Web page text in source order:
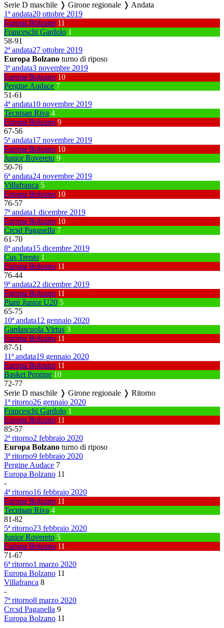
Serie D maschile ❭ Girone regionale ❭ Andata
1ª andata20 ottobre 2019
Europa Bolzano 11
Franceschi Gardolo 1
58-91
2ª andata27 ottobre 2019
Europa Bolzano turno di riposo
3ª andata3 novembre 2019
Europa Bolzano 10
Pergine Audace 7
51-61
4ª andata10 novembre 2019
Tecnisan Riva 4
Europa Bolzano 9
67-56
5ª andata17 novembre 2019
Europa Bolzano 10
Junior Rovereto 9
50-76
6ª andata24 novembre 2019
Villafranca 5
Europa Bolzano 10
76-57
7ª andata1 dicembre 2019
Europa Bolzano 10
Crcsd Paganella 7
61-70
8ª andata15 dicembre 2019
Cus Trento 1
Europa Bolzano 11
76-44
9ª andata22 dicembre 2019
Europa Bolzano 11
Piani Junior U20 5
65-75
10ª andata12 gennaio 2020
Gardascuola Virtus 3
Europa Bolzano 11
87-51
11ª andata19 gennaio 2020
Europa Bolzano 11
Basket Pergine 10
72-77
Serie D maschile ❭ Girone regionale ❭ Ritorno
1ª ritorno26 gennaio 2020
Franceschi Gardolo 1
Europa Bolzano 11
85-57
2ª ritorno2 febbraio 2020
Europa Bolzano turno di riposo
3ª ritorno9 febbraio 2020
Pergine Audace 7
Europa Bolzano 11
-
4ª ritorno16 febbraio 2020
Europa Bolzano 11
Tecnisan Riva 4
81-82
5ª ritorno23 febbraio 2020
Junior Rovereto 5
Europa Bolzano 11
71-67
6ª ritorno1 marzo 2020
Europa Bolzano 11
Villafranca 8
-
7ª ritorno8 marzo 2020
Crcsd Paganella 9
Europa Bolzano 11